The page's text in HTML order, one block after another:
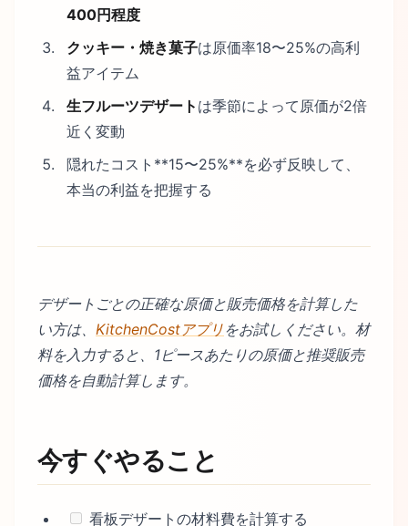
400円程度
クッキー・焼き菓子は原価率18〜25%の高利
益アイテム
生フルーツデザート は季節によって原価が2倍
近く変動
隠れたコスト**15〜25%**を必ず反映して、
本当の利益を把握する
デザートごとの正確な原価と販売価格を計算した
い方は、 KitchenCostアプリ をお試しください。材
料を入力すると、1ピースあたりの原価と推奨販売
価格を自動計算します。
今すぐやること
看板デザートの材料費を計算する